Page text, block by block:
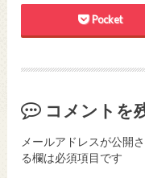
Pocket
コメントを
メールアドレスが公開
る欄は必須項目です